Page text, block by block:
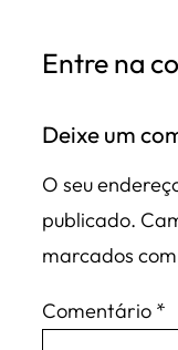
Entre na
Deixe um
O seu
publicado.
marcados com
Comentário *